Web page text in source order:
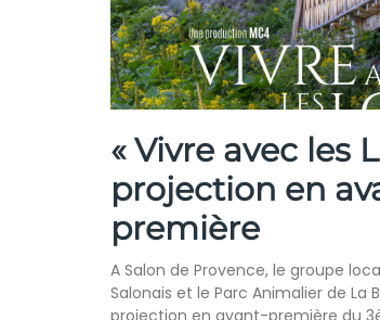
« Vivre avec les
projection en
première
A Salon de Provence, le groupe
Salonais et le Parc Animalier de La